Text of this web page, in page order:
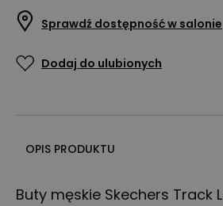
Sprawdź dostępność w salonie
Dodaj do ulubionych
OPIS PRODUKTU
Buty męskie Skechers Track